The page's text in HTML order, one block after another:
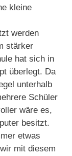
kleine
werden
stärker
hat sich in
überlegt. Da
unterhalb
Schüler
wäre es,
besitzt.
etwas
mit diesem